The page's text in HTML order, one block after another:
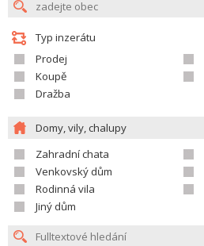
Typ inzerátu
Prodej
Koupě
Dražba
Domy, vily, chalupy
Zahradní chata
Venkovský dům
Rodinná vila
Jiný dům